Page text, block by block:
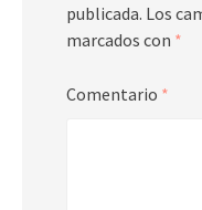
publicada. Los
marcados con *
Comentario *